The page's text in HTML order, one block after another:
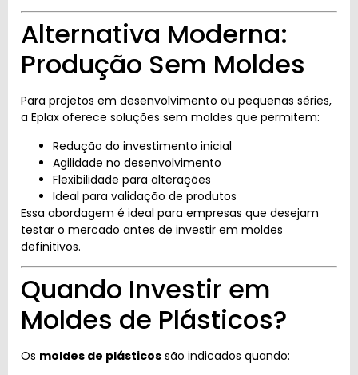
Alternativa Moderna:
Produção Sem Moldes
Para projetos em desenvolvimento ou pequenas séries,
a Eplax oferece soluções sem moldes que permitem:
Redução do investimento inicial
Agilidade no desenvolvimento
Flexibilidade para alterações
Ideal para validação de produtos
Essa abordagem é ideal para empresas que desejam
testar o mercado antes de investir em moldes
definitivos.
Quando Investir em
Moldes de Plásticos?
Os moldes de plásticos são indicados quando: